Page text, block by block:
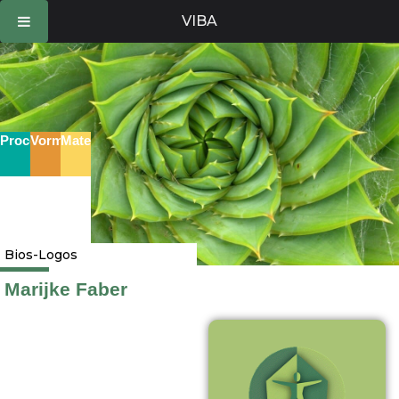
VIBA
de
inhoud
ProcesVormMaterie
Bios-Logos
Marijke Faber